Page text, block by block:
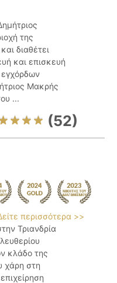
της
διαθέτει
και επισκευή
Μακρής
...
(52)
περισσότερα >>
Τριανδρία
κλάδο της
χάρη στη